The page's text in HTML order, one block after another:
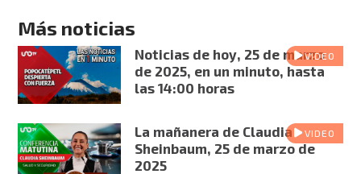
Más noticias
VIDEO
Noticias de hoy, 25 de marzo
de 2025, en un minuto, hasta
las 14:00 horas
VIDEO
La mañanera de Claudia
Sheinbaum, 25 de marzo de
2025